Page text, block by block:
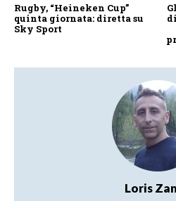
Rugby, “Heineken Cup”
quinta giornata: diretta su
Sky Sport
Loris